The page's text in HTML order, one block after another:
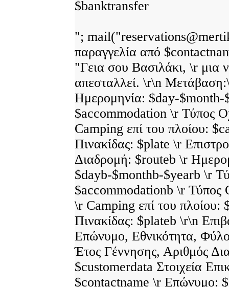
$banktransfer
";
παραγγελία από
"Γεια σου Βασιλάκι, \r μια
απεσταλλεί. \r\n
Ημερομηνία: $day-
$accommodation \r Τύπος
Camping επί του πλοίου:
Πινακίδας: $plate \r
Διαδρομή: $routeb \r
$dayb-$monthb-$yearb \r
$accommodationb \r Τύπος
\r Camping επί του πλοίου:
Πινακίδας: $plateb \r\n
Επώνυμο, Εθνικότητα,
Έτος Γέννησης, Αριθμός
$customerdata Στοιχεία
$contactname \r Επώνυμο: